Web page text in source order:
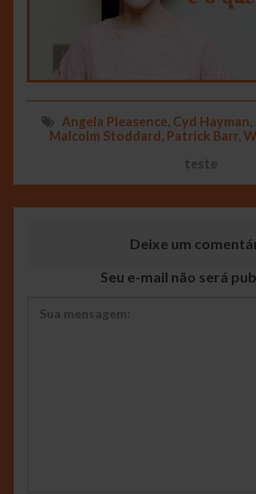
Angela Pleasence, Cyd Hayman,
Malcolm Stoddard, Patrick Barr,
teste
Deixe um
Seu e-mail não será